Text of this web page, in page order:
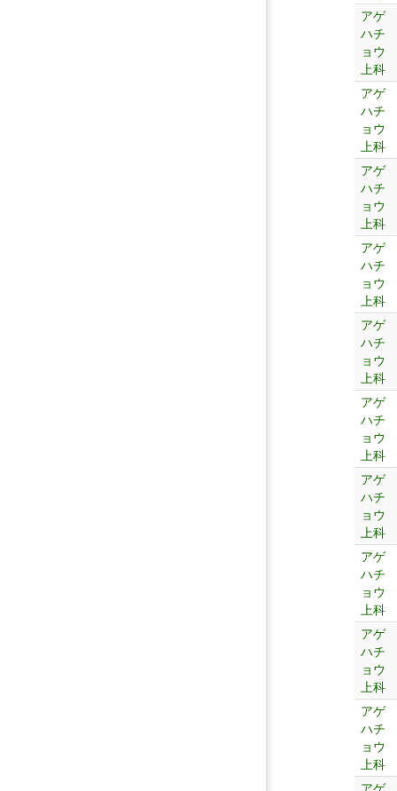
アゲ
ハチ
ョウ
上科
アゲ
ハチ
ョウ
上科
アゲ
ハチ
ョウ
上科
アゲ
ハチ
ョウ
上科
アゲ
ハチ
ョウ
上科
アゲ
ハチ
ョウ
上科
アゲ
ハチ
ョウ
上科
アゲ
ハチ
ョウ
上科
アゲ
ハチ
ョウ
上科
アゲ
ハチ
ョウ
上科